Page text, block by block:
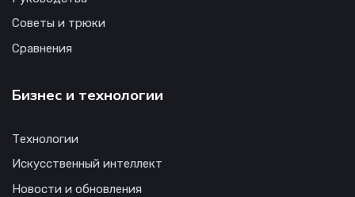
Советы и трюки
Сравнения
Бизнес и технологии
Технологии
Искусственный интеллект
Новости и обновления